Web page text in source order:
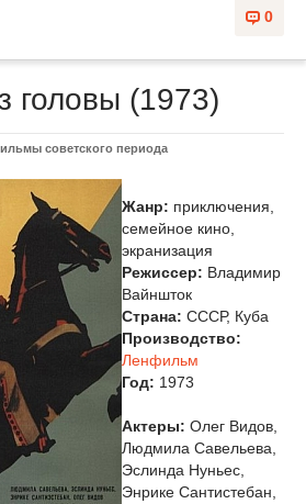
0
головы (1973)
советского периода
Жанр: приключения,
семейное кино,
экранизация
Режиссер: Владимир
Вайншток
Страна: СССР, Куба
Производство:
Ленфильм
Год: 1973
Актеры: Олег Видов,
Людмила Савельева,
Эслинда Нуньес,
Энрике Сантистебан,